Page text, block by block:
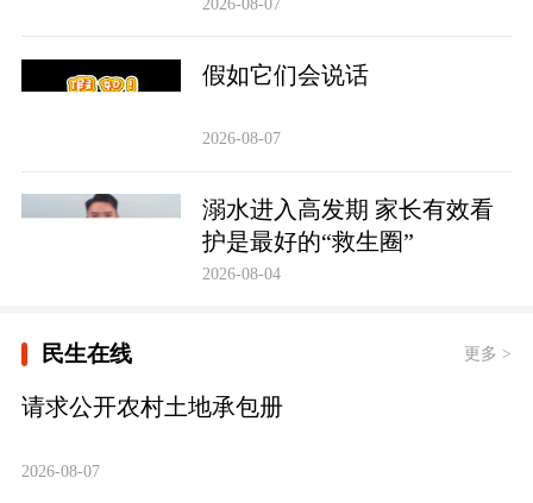
假如它们会说话
2026-08-07
溺水进入高发期 家长有效看
护是最好的“救生圈”
2026-08-04
民生在线 更多 >
请求公开农村土地承包册
2026-08-07